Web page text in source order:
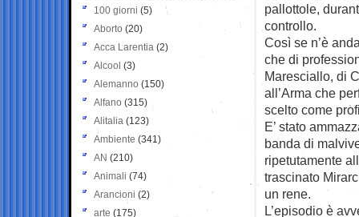
pallottole,
controllo.
Così se n’è
che di
Maresciallo, di
all’Arma che
scelto come
E’ stato
banda di
ripetutamente
trascinato
un rene.
L’episodio è
100 giorni (5)
Aborto (20)
Acca Larentia (2)
Alcool (3)
Alemanno (150)
Alfano (315)
Alitalia (123)
Ambiente (341)
AN (210)
Animali (74)
Arancioni (2)
arte (175)